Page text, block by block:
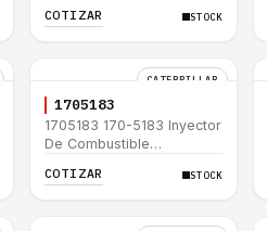
IT12B IT14F IT14B 910E
COTIZAR STOCK
CATERPILLAR
1705183
1705183 170-5183 Inyector
De Combustible
330B 160H 12G 12H 140G
COTIZAR STOCK